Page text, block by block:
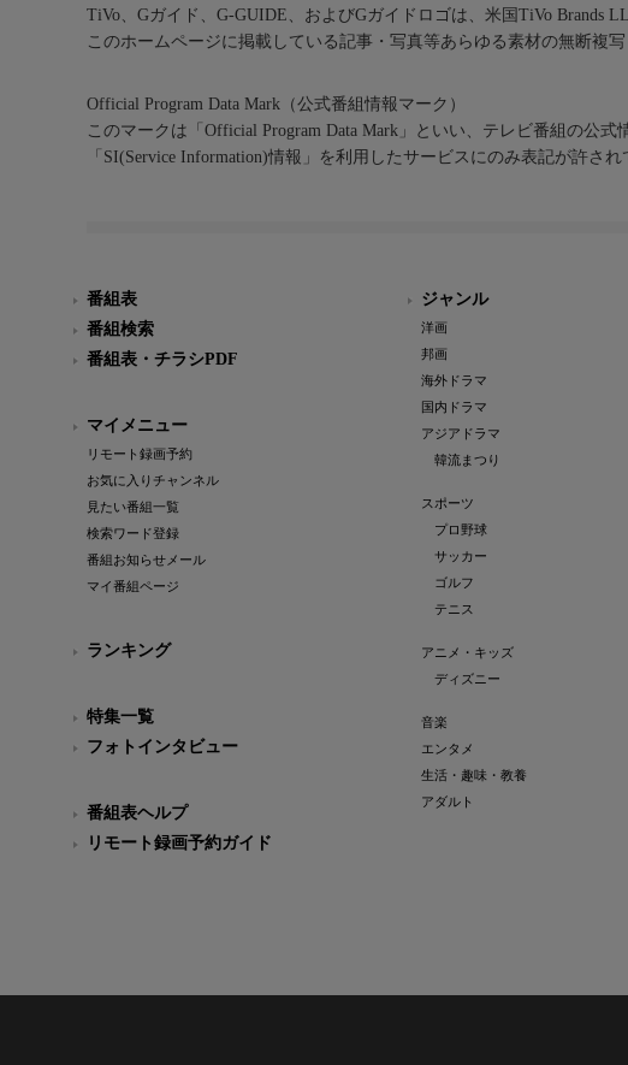
TiVo、Gガイド、G-GUIDE、およびGガイドロゴは、米国TiVo Brands
このホームページに掲載している記事・写真等あらゆる素材の無断複写
Official Program Data Mark（公式番組情報マーク）
このマークは「Official Program Data Mark」といい、テレビ番組の公式
「SI(Service Information)情報」を利用したサービスにのみ表記が許され
番組表
番組検索
番組表・チラシPDF
マイメニュー
リモート録画予約
お気に入りチャンネル
見たい番組一覧
検索ワード登録
番組お知らせメール
マイ番組ページ
ランキング
特集一覧
フォトインタビュー
番組表ヘルプ
リモート録画予約ガイド
ジャンル
洋画
邦画
海外ドラマ
国内ドラマ
アジアドラマ
韓流まつり
スポーツ
プロ野球
サッカー
ゴルフ
テニス
アニメ・キッズ
ディズニー
音楽
エンタメ
生活・趣味・教養
アダルト